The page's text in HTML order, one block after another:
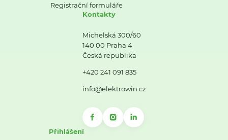
Registrační formuláře
Kontakty
Michelská 300/60
140 00 Praha 4
Česká republika
+420 241 091 835
info@elektrowin.cz
Přihlášení